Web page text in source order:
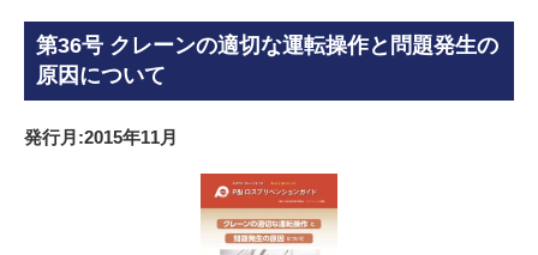
第36号 クレーンの適切な運転操作と問題発生の
原因について
発行月:2015年11月